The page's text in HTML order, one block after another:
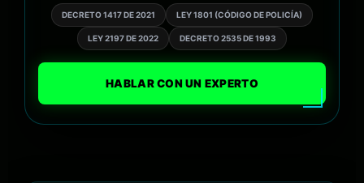
DECRETO 1417 DE 2021 LEY 1801 (CÓDIGO DE POLICÍA)
LEY 2197 DE 2022 DECRETO 2535 DE 1993
HABLAR CON UN EXPERTO